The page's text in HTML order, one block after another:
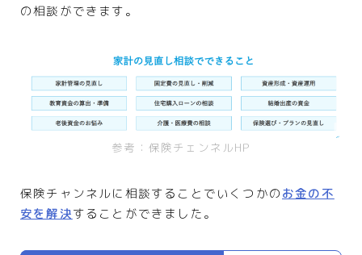
の相談ができます。
参考：保険チェンネルHP
保険チャンネルに相談することでいくつかのお金の不
安を解決することができました。